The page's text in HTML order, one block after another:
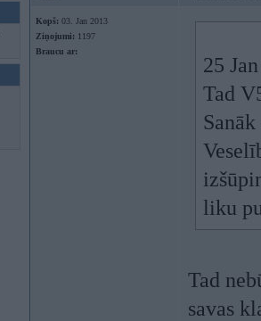
Kopš: 03. Jan 2013
Ziņojumi: 1197
Braucu ar:
25
Tad
liku
Tad
savas